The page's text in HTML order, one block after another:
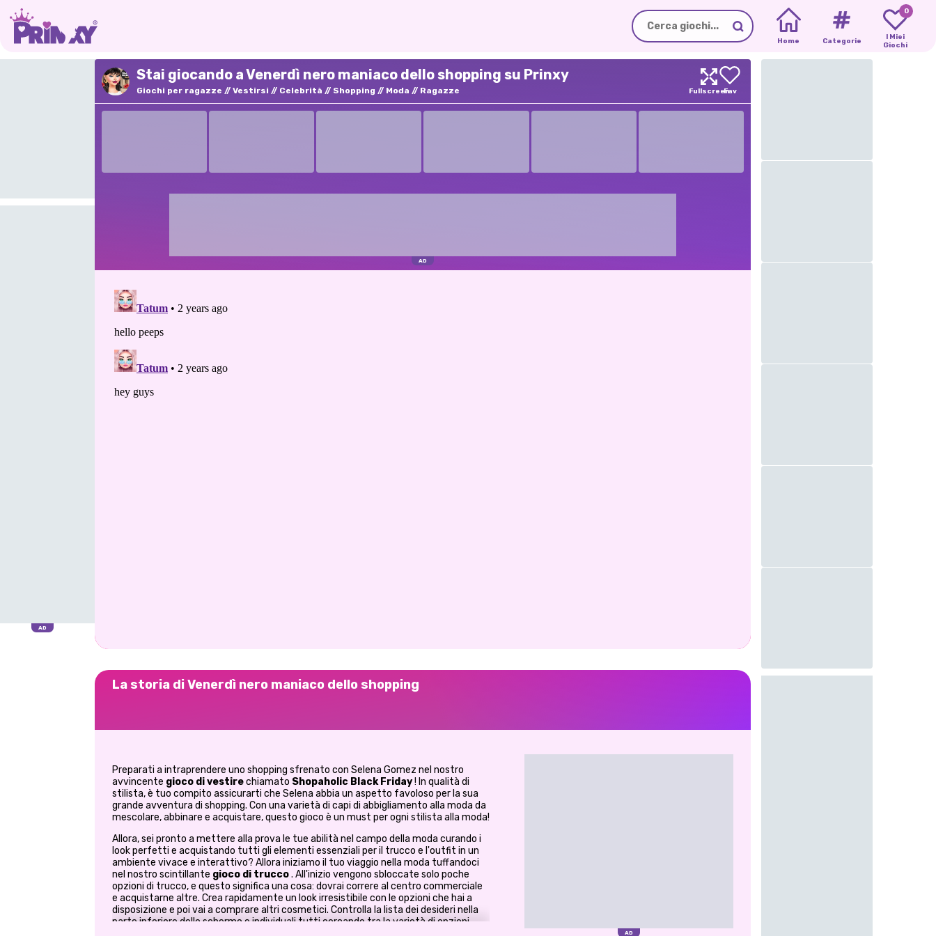
Home Categorie
0
I Miei
Giochi
Stai giocando a Venerdì nero maniaco dello shopping su Prinxy
Giochi per ragazze Vestirsi Celebrità Shopping Moda Ragazze
La storia di Venerdì nero maniaco dello shopping
Preparati a intraprendere uno shopping sfrenato con Selena Gomez nel nostro
avvincente gioco di vestirechiamato Shopaholic Black Friday! In qualità di
stilista, è tuo compito assicurarti che Selena abbia un aspetto favoloso per la sua
grande avventura di shopping. Con una varietà di capi di abbigliamento alla moda da
mescolare, abbinare e acquistare, questo gioco è un must per ogni stilista alla moda!
Allora, sei pronto a mettere alla prova le tue abilità nel campo della moda curando i
look perfetti e acquistando tutti gli elementi essenziali per il trucco e l'outfit in un
ambiente vivace e interattivo? Allora iniziamo il tuo viaggio nella moda tuffandoci
nel nostro scintillante gioco di trucco. All'inizio vengono sbloccate solo poche
opzioni di trucco, e questo significa una cosa: dovrai correre al centro commerciale
e acquistarne altre. Crea rapidamente un look irresistibile con le opzioni che hai a
disposizione e poi vai a comprare altri cosmetici. Controlla la lista dei desideri nella
parte inferiore dello schermo e individuali tutti cercando tra la varietà di opzioni